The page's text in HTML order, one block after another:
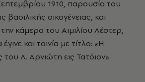
1910, παρουσία του
βασιλικής οικογένειας, και
κάμερα του Αιμιλίου Λέστερ,
και ταινία με τίτλο: «Η
Λ. Αρνιώτη εις Τατόιον».